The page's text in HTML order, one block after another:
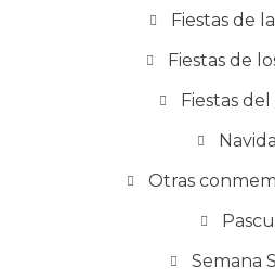
Fiestas de
Fiestas de
Fiestas
Otras
Semana